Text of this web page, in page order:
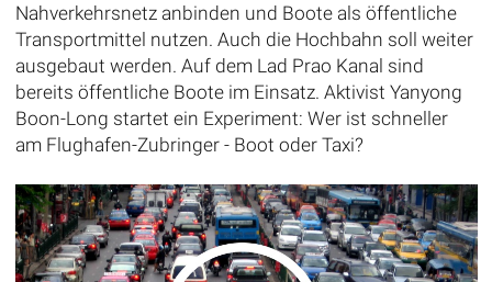
Nahverkehrsnetz anbinden und Boote als öffentliche
Transportmittel nutzen. Auch die Hochbahn soll weiter
ausgebaut werden. Auf dem Lad Prao Kanal sind
bereits öffentliche Boote im Einsatz. Aktivist Yanyong
Boon-Long startet ein Experiment: Wer ist schneller
am Flughafen-Zubringer - Boot oder Taxi?